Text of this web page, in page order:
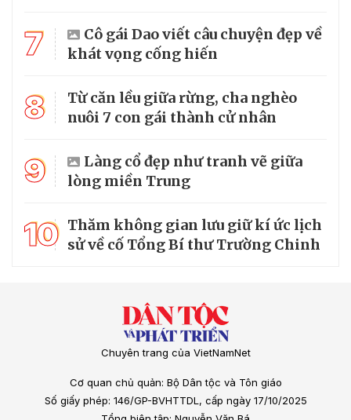
7
Cô gái Dao viết câu chuyện đẹp về
khát vọng cống hiến
8
Từ căn lều giữa rừng, cha nghèo
nuôi 7 con gái thành cử nhân
9
Làng cổ đẹp như tranh vẽ giữa
lòng miền Trung
10 Thăm không gian lưu giữ kí ức lịch
sử về cố Tổng Bí thư Trường Chinh
Chuyên trang của VietNamNet
Cơ quan chủ quản: Bộ Dân tộc và Tôn giáo
Số giấy phép: 146/GP-BVHTTDL, cấp ngày 17/10/2025